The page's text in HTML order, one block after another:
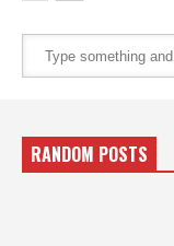
RANDOM POSTS